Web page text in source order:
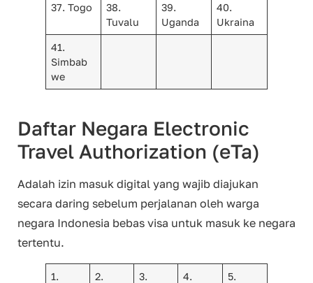
37. Togo
38.
Tuvalu
39.
Uganda
40.
Ukraina
41.
Simbab
we
Daftar Negara Electronic
Travel Authorization (eTa)
Adalah izin masuk digital yang wajib diajukan
secara daring sebelum perjalanan oleh warga
negara Indonesia bebas visa untuk masuk ke negara
tertentu.
1.
2.
3.
4.
5.